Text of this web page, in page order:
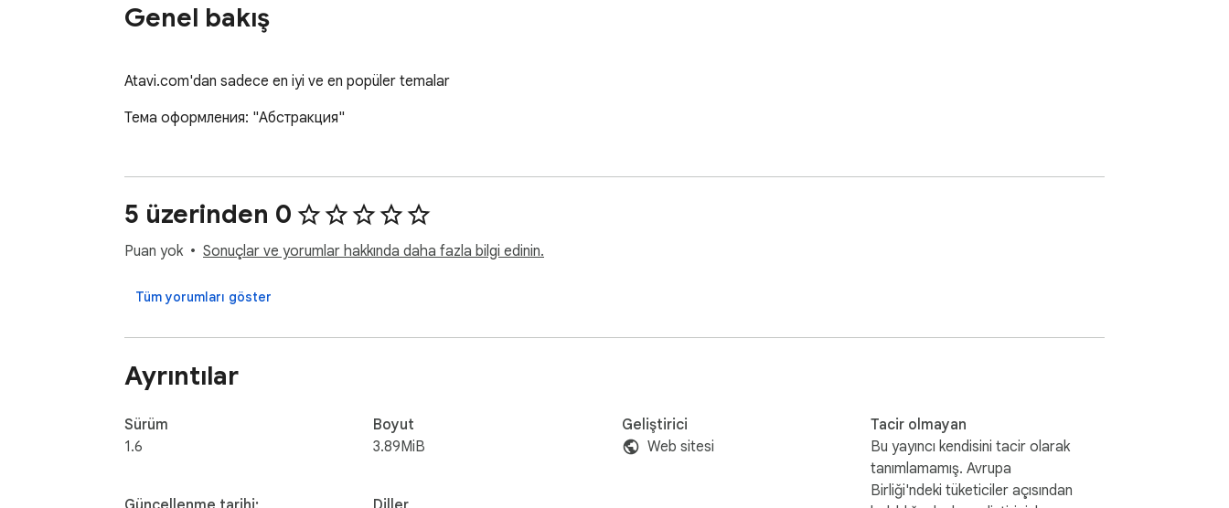
Genel bakış
Atavi.com'dan sadece en iyi ve en popüler temalar
Тема оформления: "Абстракция"
5 üzerinden 0
Puan yok Sonuçlar ve yorumlar hakkında daha fazla bilgi edinin.
Tüm yorumları göster
Ayrıntılar
Sürüm
1.6
Boyut
3.89MiB
Geliştirici
Web sitesi
Tacir olmayan
Bu yayıncı kendisini tacir olarak
tanımlamamış. Avrupa
Birliği'ndeki tüketiciler açısından